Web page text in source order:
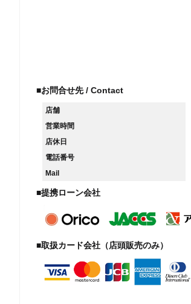
■お問合せ先 / Contact
店舗
営業時間
店休日
電話番号
Mail
■提携ローン会社
■取扱カード会社（店頭販売のみ）